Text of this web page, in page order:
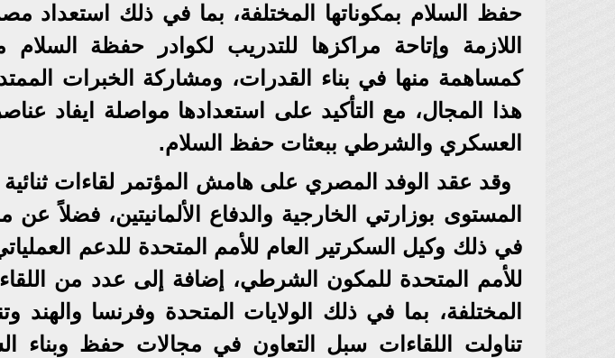
حفظ السلام بمكوناتها المختلفة، بما في ذلك استعداد
اللازمة وإتاحة مراكزها للتدريب لكوادر حفظة السلام
كمساهمة منها في بناء القدرات، ومشاركة الخبرات
هذا المجال، مع التأكيد على استعدادها مواصلة ايفاد
العسكري والشرطي ببعثات حفظ السلام.
وقد عقد الوفد المصري على هامش المؤتمر لقاءات
المستوى بوزارتي الخارجية والدفاع الألمانيتين، فضلاً عن
في ذلك وكيل السكرتير العام للأمم المتحدة للدعم
للأمم المتحدة للمكون الشرطي، إضافة إلى عدد من
المختلفة، بما في ذلك الولايات المتحدة وفرنسا والهند
تناولت اللقاءات سبل التعاون في مجالات حفظ وبناء